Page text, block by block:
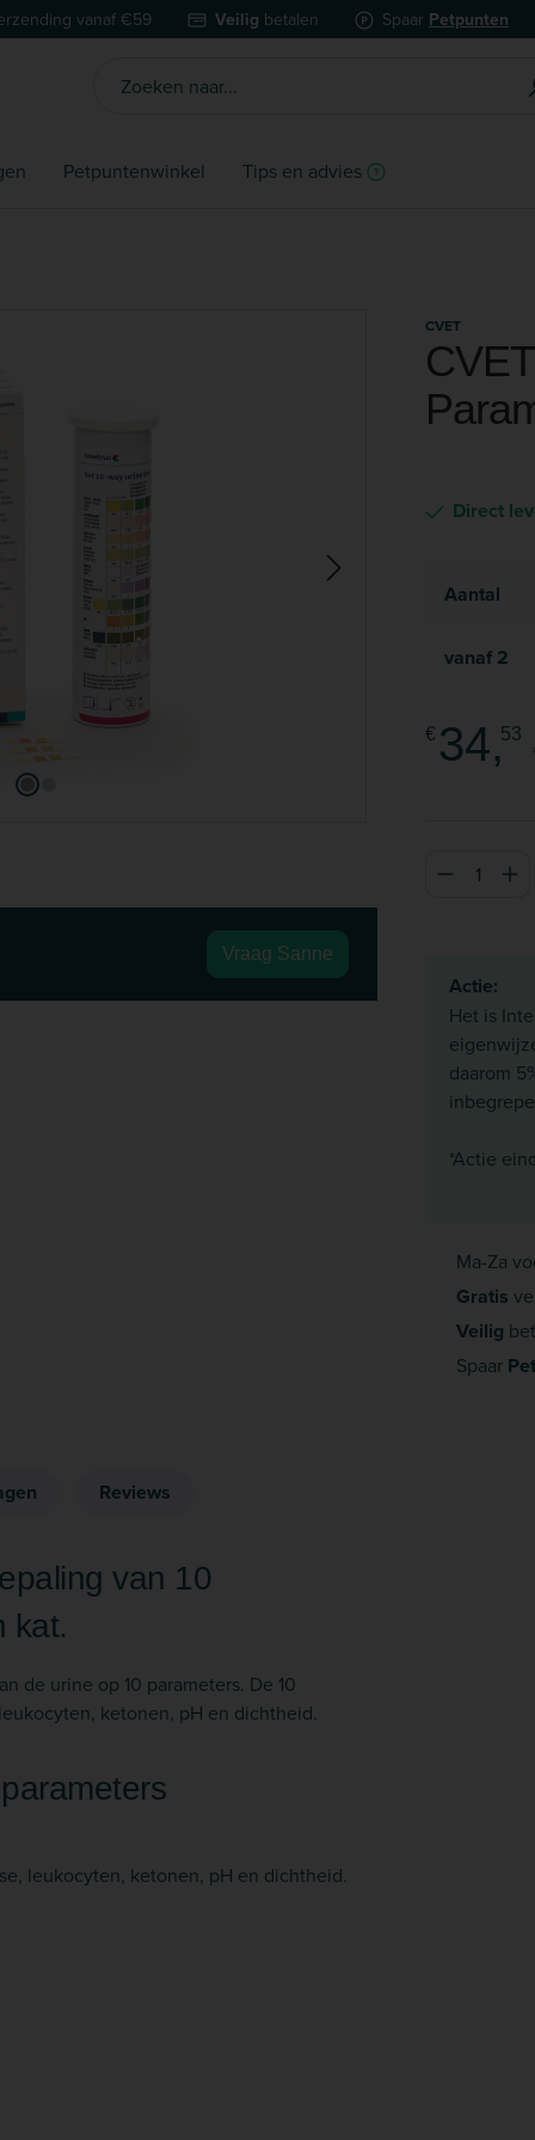
vanaf €59 Veilig betalen Spaar Petpunten
Petpuntenwinkel Tips en advies
Vraag Sanne
CVET
Direct
Aantal
vanaf 2
€ 34,53
Actie:
Het is
daarom
*Actie
Ma-Za
Gratis
Veilig
Spaar
Reviews
van 10
kat.
de urine op 10 parameters. De 10
ketonen, pH en dichtheid.
leukocyten, ketonen, pH en dichtheid.